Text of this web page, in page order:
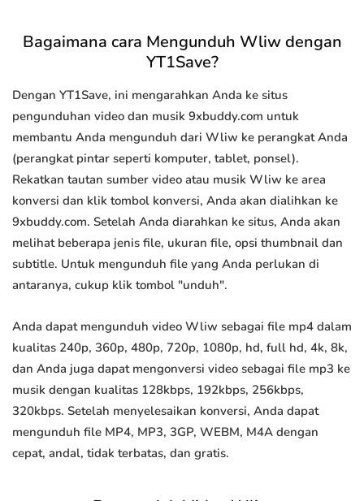
Bagaimana cara Mengunduh Wliw dengan
YT1Save?
Dengan YT1Save, ini mengarahkan Anda ke situs
pengunduhan video dan musik 9xbuddy.com untuk
membantu Anda mengunduh dari Wliw ke perangkat Anda
(perangkat pintar seperti komputer, tablet, ponsel).
Rekatkan tautan sumber video atau musik Wliw ke area
konversi dan klik tombol konversi, Anda akan dialihkan ke
9xbuddy.com. Setelah Anda diarahkan ke situs, Anda akan
melihat beberapa jenis file, ukuran file, opsi thumbnail dan
subtitle. Untuk mengunduh file yang Anda perlukan di
antaranya, cukup klik tombol "unduh".
Anda dapat mengunduh video Wliw sebagai file mp4 dalam
kualitas 240p, 360p, 480p, 720p, 1080p, hd, full hd, 4k, 8k,
dan Anda juga dapat mengonversi video sebagai file mp3 ke
musik dengan kualitas 128kbps, 192kbps, 256kbps,
320kbps. Setelah menyelesaikan konversi, Anda dapat
mengunduh file MP4, MP3, 3GP, WEBM, M4A dengan
cepat, andal, tidak terbatas, dan gratis.